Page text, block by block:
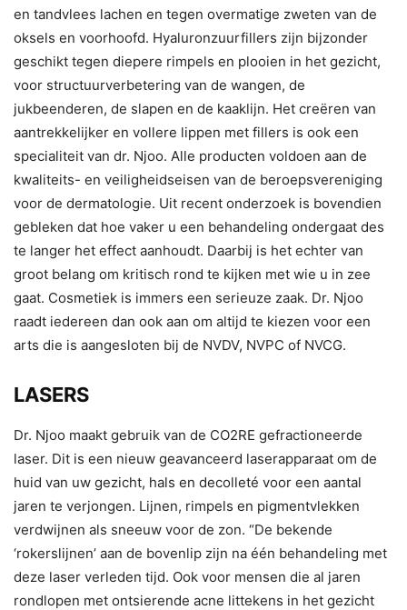
en tandvlees lachen en tegen overmatige zweten van de
oksels en voorhoofd. Hyaluronzuurfillers zijn bijzonder
geschikt tegen diepere rimpels en plooien in het gezicht,
voor structuurverbetering van de wangen, de
jukbeenderen, de slapen en de kaaklijn. Het creëren van
aantrekkelijker en vollere lippen met fillers is ook een
specialiteit van dr. Njoo. Alle producten voldoen aan de
kwaliteits- en veiligheidseisen van de beroepsvereniging
voor de dermatologie. Uit recent onderzoek is bovendien
gebleken dat hoe vaker u een behandeling ondergaat des
te langer het effect aanhoudt. Daarbij is het echter van
groot belang om kritisch rond te kijken met wie u in zee
gaat. Cosmetiek is immers een serieuze zaak. Dr. Njoo
raadt iedereen dan ook aan om altijd te kiezen voor een
arts die is aangesloten bij de NVDV, NVPC of NVCG.
LASERS
Dr. Njoo maakt gebruik van de CO2RE gefractioneerde
laser. Dit is een nieuw geavanceerd laserapparaat om de
huid van uw gezicht, hals en decolleté voor een aantal
jaren te verjongen. Lijnen, rimpels en pigmentvlekken
verdwijnen als sneeuw voor de zon. “De bekende
‘rokerslijnen’ aan de bovenlip zijn na één behandeling met
deze laser verleden tijd. Ook voor mensen die al jaren
rondlopen met ontsierende acne littekens in het gezicht